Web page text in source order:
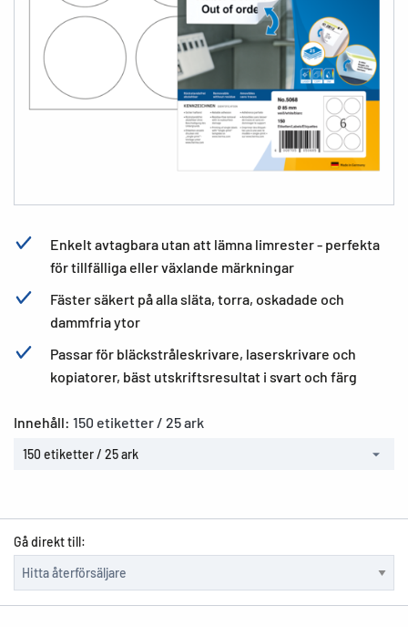
Enkelt avtagbara utan att lämna limrester - perfekta
för tillfälliga eller växlande märkningar
Fäster säkert på alla släta, torra, oskadade och
dammfria ytor
Passar för bläckstråleskrivare, laserskrivare och
kopiatorer, bäst utskriftsresultat i svart och färg
Innehåll: 150 etiketter / 25 ark
150 etiketter / 25 ark
Gå direkt till: